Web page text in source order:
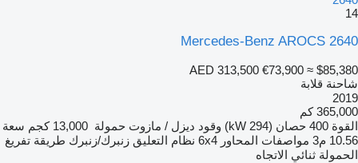
14
Mercedes-Benz AROCS 2640
AED 313,500 €73,900 ≈ $85,380
شاحنة قلابة
2019
365,000 كم
القوة 400 حصان (294 kW) وقود ديزل / مازوت حمولة 13,000 كجم
سعة
10.56 م3
مواصفات المحاور 6x4 نظام التعليق زنبرك/زنبرك طريقة تفريغ
الحمولة ثنائي الاتجاه